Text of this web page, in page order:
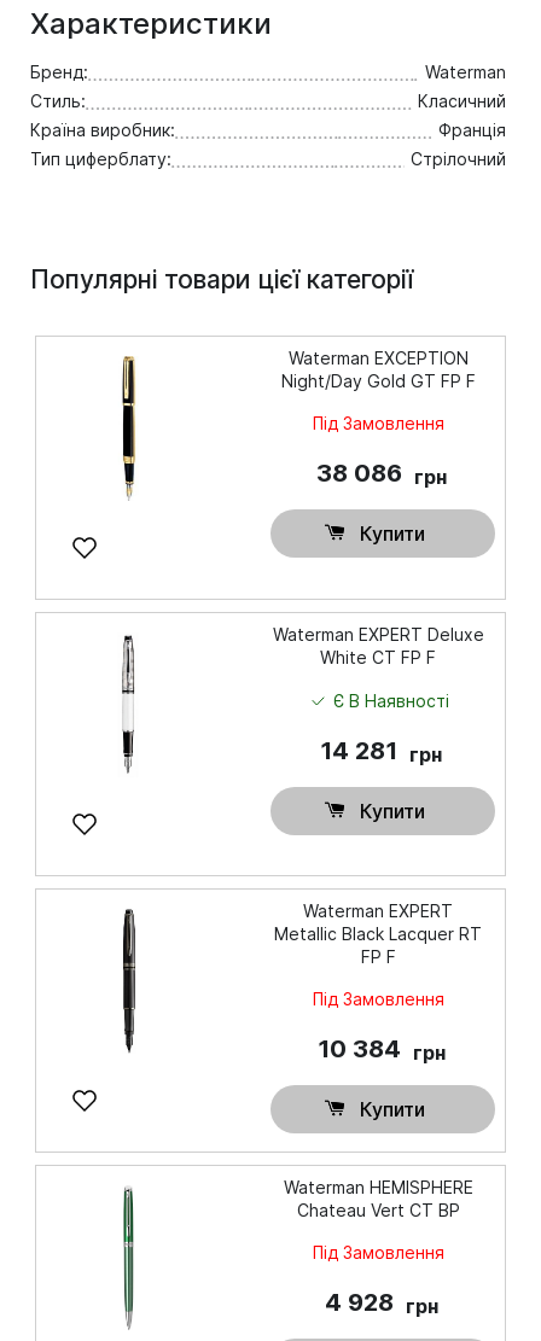
поперечных колец на колпачке.
Цвет: черный, хром. Состав
корпуса: ювелирная латунь.
Детали дизайна: лак, хром.
Способ заправки: стандартный
стержень.
Характеристики
Бренд:
Waterman
Стиль:
Класичний
Країна виробник:
Франція
Тип циферблату:
Стрілочний
Популярні товари цієї категорії
Waterman EXCEPTION
Night/Day Gold GT FP F
Під Замовлення
38 086 грн
Купити
Waterman EXPERT Deluxe
White CT FP F
Є В Наявності
14 281 грн
Купити
Waterman EXPERT
Metallic Black Lacquer RT
FP F
Під Замовлення
10 384 грн
Купити
Waterman HEMISPHERE
Chateau Vert CT BP
Під Замовлення
4 928 грн